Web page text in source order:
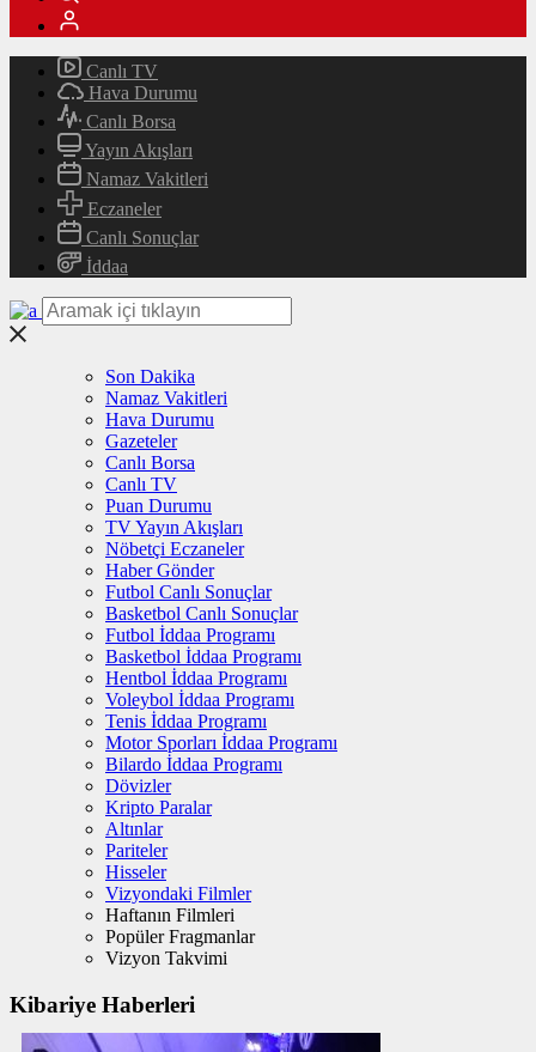
Canlı TV
Hava Durumu
Canlı Borsa
Yayın Akışları
Namaz Vakitleri
Eczaneler
Canlı Sonuçlar
İddaa
Son Dakika
Namaz Vakitleri
Hava Durumu
Gazeteler
Canlı Borsa
Canlı TV
Puan Durumu
TV Yayın Akışları
Nöbetçi Eczaneler
Haber Gönder
Futbol Canlı Sonuçlar
Basketbol Canlı Sonuçlar
Futbol İddaa Programı
Basketbol İddaa Programı
Hentbol İddaa Programı
Voleybol İddaa Programı
Tenis İddaa Programı
Motor Sporları İddaa Programı
Bilardo İddaa Programı
Dövizler
Kripto Paralar
Altınlar
Pariteler
Hisseler
Vizyondaki Filmler
Haftanın Filmleri
Popüler Fragmanlar
Vizyon Takvimi
Kibariye Haberleri